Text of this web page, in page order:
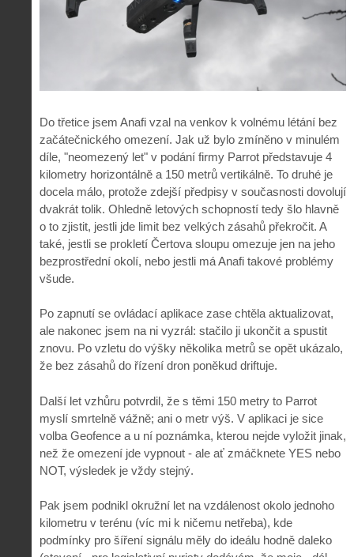
Do třetice jsem Anafi vzal na venkov k volnému létání bez
začátečnického omezení. Jak už bylo zmíněno v minulém
díle, "neomezený let" v podání firmy Parrot představuje 4
kilometry horizontálně a 150 metrů vertikálně. To druhé je
docela málo, protože zdejší předpisy v současnosti dovolují
dvakrát tolik. Ohledně letových schopností tedy šlo hlavně
o to zjistit, jestli jde limit bez velkých zásahů překročit. A
také, jestli se prokletí Čertova sloupu omezuje jen na jeho
bezprostřední okolí, nebo jestli má Anafi takové problémy
všude.
Po zapnutí se ovládací aplikace zase chtěla aktualizovat,
ale nakonec jsem na ni vyzrál: stačilo ji ukončit a spustit
znovu. Po vzletu do výšky několika metrů se opět ukázalo,
že bez zásahů do řízení dron poněkud driftuje.
Další let vzhůru potvrdil, že s těmi 150 metry to Parrot
myslí smrtelně vážně; ani o metr výš. V aplikaci je sice
volba Geofence a u ní poznámka, kterou nejde vyložit jinak,
než že omezení jde vypnout - ale ať zmáčknete YES nebo
NOT, výsledek je vždy stejný.
Pak jsem podnikl okružní let na vzdálenost okolo jednoho
kilometru v terénu (víc mi k ničemu netřeba), kde
podmínky pro šíření signálu měly do ideálu hodně daleko